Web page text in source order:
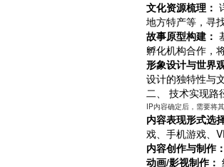
文化资源梳理：
地方特产等，寻
故事原型构建：
孵化机构合作，
形象设计与世界
设计的独特性与
二、 技术实现路
IP内容确定后，需要将
内容表现形式选
戏、手机游戏、
内容创作与制作：
动画/影视制作：